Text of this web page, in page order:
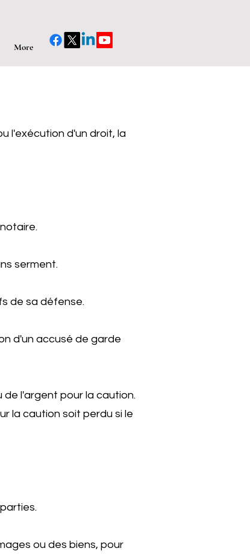
More
l'exécution d'un droit, la
serment.
de sa défense.
d'un accusé de garde
de l'argent pour la caution.
la caution soit perdu si le
ou des biens, pour